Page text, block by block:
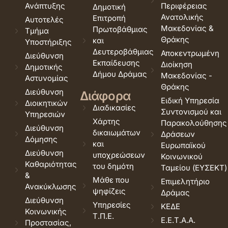
Ανάπτυξης
Αυτοτελές
Τμήμα
Υποστήριξης
Διεύθυνση
Δημοτικής
Αστυνομίας
Διεύθυνση
Διοικητικών
Υπηρεσιών
Διεύθυνση
Δόμησης
Διεύθυνση
Καθαριότητας
&
Ανακύκλωσης
Διεύθυνση
Κοινωνικής
Προστασίας,
Δημοτική
Επιτροπή
Πρωτοβάθμιας
και
Δευτεροβάθμιας
Εκπαίδευσης
Δήμου Δράμας
Διάφορα
Διαδικασίες
Χάρτης
δικαιωμάτων
και
υποχρεώσεων
του δημότη
Μάθε που
ψηφίζεις
Υπηρεσίες
Τ.Π.Ε.
Περιφέρειας
Ανατολικής
Μακεδονίας &
Θράκης
Αποκεντρωμένη
Διοίκηση
Μακεδονίας -
Θράκης
Ειδική Υπηρεσία
Συντονισμού και
Παρακολούθησης
Δράσεων
Ευρωπαϊκού
Κοινωνικού
Ταμείου (ΕΥΣΕΚΤ)
Επιμελητήριο
Δράμας
ΚΕΔΕ
Ε.Ε.Τ.Α.Α.